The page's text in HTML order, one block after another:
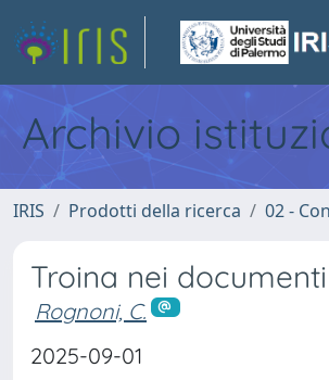
Archivio
IRIS Prodotti della ricerca 02 -
Troina nei
Rognoni, C.
2025-09-01